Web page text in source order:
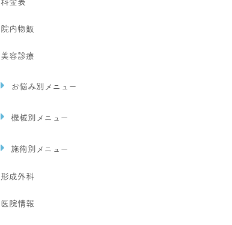
料金表
院内物販
美容診療
お悩み別メニュー
機械別メニュー
施術別メニュー
形成外科
医院情報